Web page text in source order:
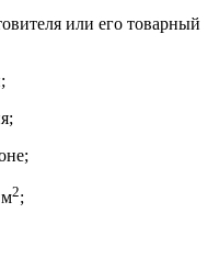
или его товарный
м2;